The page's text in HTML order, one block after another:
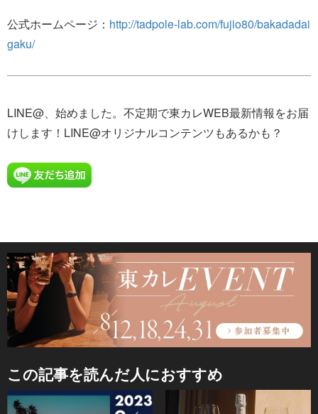
公式ホームページ： http://tadpole-lab.com/fujio80/bakadadai
gaku/
LINE@、始めました。不定期で東カレWEB最新情報をお届
けします！LINE@オリジナルコンテンツもあるかも？
この記事を読んだ人におすすめ